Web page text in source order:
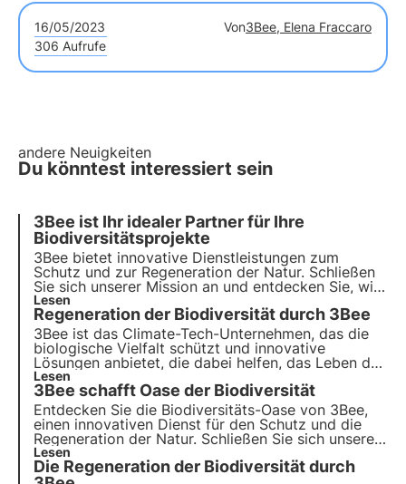
16/05/2023 Von3Bee, Elena Fraccaro
306 Aufrufe
andere Neuigkeiten
Du könntest interessiert sein
3Bee ist Ihr idealer Partner für Ihre
Biodiversitätsprojekte
3Bee bietet innovative Dienstleistungen zum
Schutz und zur Regeneration der Natur. Schließen
Sie sich unserer Mission an und entdecken Sie, wie
Technologie und Nachhaltigkeit
zusammenkommen, um eine grünere Zukunft für
Unternehmen und den Planeten zu schaffen.
Lesen
Regeneration der Biodiversität durch 3Bee
3Bee ist das Climate-Tech-Unternehmen, das die
biologische Vielfalt schützt und innovative
Lösungen anbietet, die dabei helfen, das Leben der
Bestäuber, der Hüter der Gesundheit unserer
Ökosysteme, zu erhalten. Erfahren Sie, wie 3Bee an
der Regeneration der Biodiversität arbeitet.
Lesen
3Bee schafft Oase der Biodiversität
Entdecken Sie die Biodiversitäts-Oase von 3Bee,
einen innovativen Dienst für den Schutz und die
Regeneration der Natur. Schließen Sie sich unserer
Mission an und entdecken Sie, wie Technologie und
nachhaltige Entwicklung ineinandergreifen, um eine
Lesen
Die Regeneration der Biodiversität durch